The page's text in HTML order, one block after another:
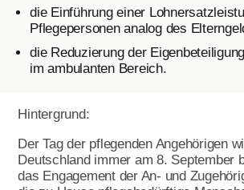
Stellenangebote
Initiative Transparente
Geschäftsstelle
Kinder- und Jugendhilfe
die Einführung einer
Pflegepersonen analog des
die Reduzierung der
im ambulanten Bereich.
Hintergrund:
Der Tag der pflegenden Angehörigen
Deutschland immer am 8. September
das Engagement der An- und